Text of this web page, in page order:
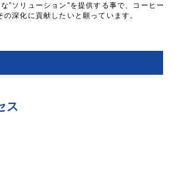
”ソリューション”を提供する事で、コーヒー
の深化に貢献したいと願っています。
ス